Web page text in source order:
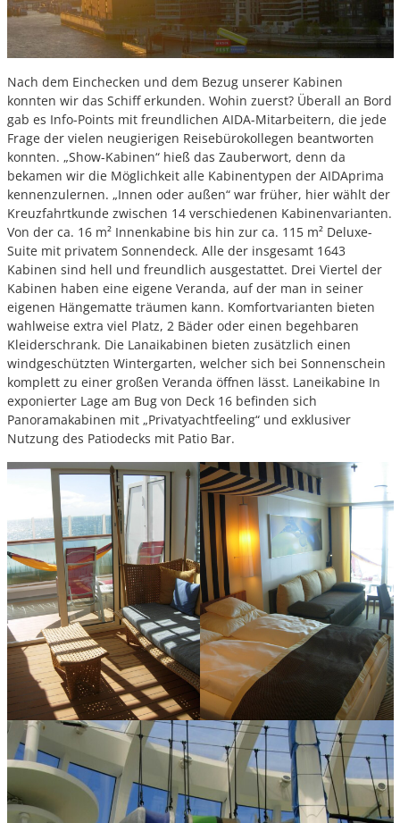
Nach dem Einchecken und dem Bezug unserer Kabinen
konnten wir das Schiff erkunden. Wohin zuerst? Überall an Bord
gab es Info-Points mit freundlichen AIDA-Mitarbeitern, die jede
Frage der vielen neugierigen Reisebürokollegen beantworten
konnten. „Show-Kabinen“ hieß das Zauberwort, denn da
bekamen wir die Möglichkeit alle Kabinentypen der AIDAprima
kennenzulernen. „Innen oder außen“ war früher, hier wählt der
Kreuzfahrtkunde zwischen 14 verschiedenen Kabinenvarianten.
Von der ca. 16 m² Innenkabine bis hin zur ca. 115 m² Deluxe-
Suite mit privatem Sonnendeck. Alle der insgesamt 1643
Kabinen sind hell und freundlich ausgestattet. Drei Viertel der
Kabinen haben eine eigene Veranda, auf der man in seiner
eigenen Hängematte träumen kann. Komfortvarianten bieten
wahlweise extra viel Platz, 2 Bäder oder einen begehbaren
Kleiderschrank. Die Lanaikabinen bieten zusätzlich einen
windgeschützten Wintergarten, welcher sich bei Sonnenschein
komplett zu einer großen Veranda öffnen lässt. Laneikabine In
exponierter Lage am Bug von Deck 16 befinden sich
Panoramakabinen mit „Privatyachtfeeling“ und exklusiver
Nutzung des Patiodecks mit Patio Bar.